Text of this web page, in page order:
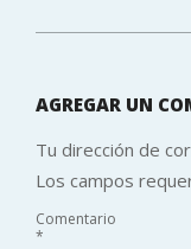
AGREGAR UN
Tu dirección de
Los campos
Comentario
*